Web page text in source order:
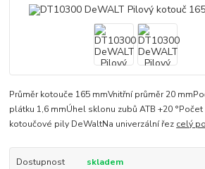
Průměr kotouče 165 mmVnitřní průměr 20
plátku 1,6 mmÚhel sklonu zubů ATB +20
kotoučové pily DeWaltNa univerzální řez celý
Dostupnost skladem